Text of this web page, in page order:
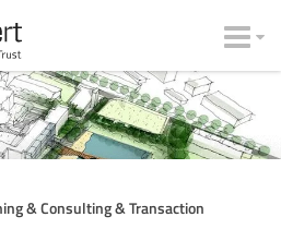
& Consulting & Transaction